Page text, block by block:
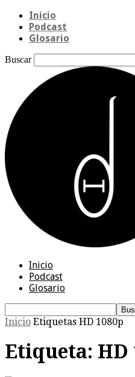
Inicio
Podcast
Glosario
Buscar
Inicio
Podcast
Glosario
Inicio Etiquetas HD 1080p
Etiqueta: HD